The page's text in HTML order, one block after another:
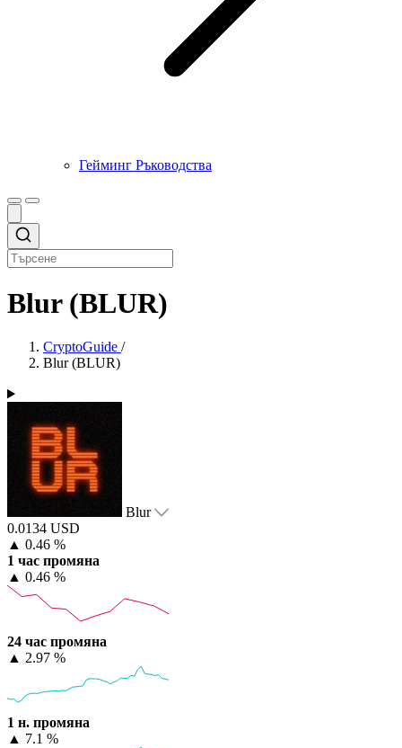
Гейминг Ръководства
Blur (BLUR)
CryptoGuide /
Blur (BLUR)
Blur
0.0134 USD
▲ 0.46 %
1 час промяна
▲ 0.46 %
24 час промяна
▲ 2.97 %
1 н. промяна
▲ 7.1 %